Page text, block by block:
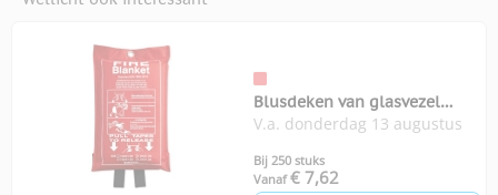
Blusdeken van glasvezel
Blake
V.a. donderdag 13 augustus
Bij 250 stuks
Vanaf € 7,62